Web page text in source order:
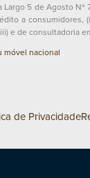
Largo 5 de Agosto
a
e de consultadoria
móvel nacional
de Privacidade